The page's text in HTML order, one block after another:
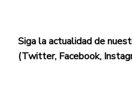
Siga la actualidad de
(Twitter, Facebook,